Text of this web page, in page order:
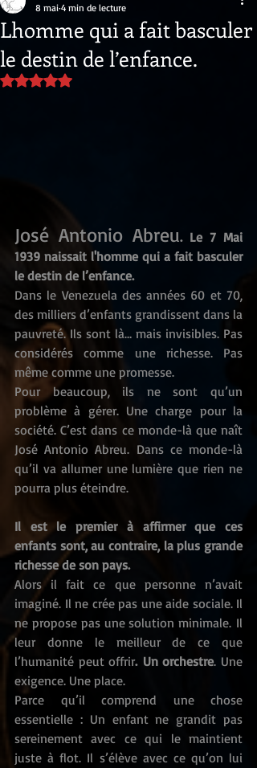
Lhomme qui a fait basculer
le destin de l’enfance.
8 mai 4 min de lecture
Noté NaN étoiles sur 5.
José Antonio Abreu. Le 7 Mai
1939 naissait l'homme qui a fait basculer
le destin de l’enfance.
Dans le Venezuela des années 60 et 70,
des milliers d’enfants grandissent dans la
pauvreté. Ils sont là… mais invisibles. Pas
considérés comme une richesse. Pas
même comme une promesse.
Pour beaucoup, ils ne sont qu’un
problème à gérer. Une charge pour la
société. C’est dans ce monde-là que naît
José Antonio Abreu. Dans ce monde-là
qu’il va allumer une lumière que rien ne
pourra plus éteindre.
Il est le premier à affirmer que ces
enfants sont, au contraire, la plus grande
richesse de son pays.
Alors il fait ce que personne n’avait
imaginé. Il ne crée pas une aide sociale. Il
ne propose pas une solution minimale. Il
leur donne le meilleur de ce que
l’humanité peut offrir. Un orchestre. Une
exigence. Une place.
Parce qu’il comprend une chose
essentielle : Un enfant ne grandit pas
sereinement avec ce qui le maintient
juste à flot. Il s’élève avec ce qu’on lui